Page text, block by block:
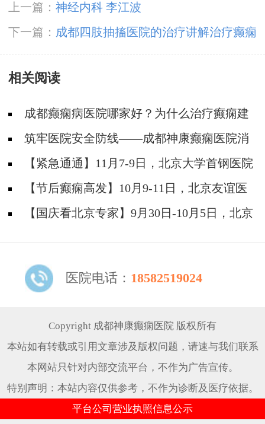
上一篇： 神经内科 李江波
下一篇： 成都四肢抽搐医院的治疗讲解治疗癫痫
病大概要多少钱?
相关阅读
成都癫痫病医院哪家好？为什么治疗癫痫建
议选择专科医院?
筑牢医院安全防线——成都神康癫痫医院消
防安全培训纪实
【紧急通通】11月7-9日，北京大学首钢医院
神经内科胡颖教授亲临成都会诊，破解癫痫疑难
【节后癫痫高发】10月9-11日，北京友谊医
院陈葵博士免费会诊+治疗援助，破解癫痫难
【国庆看北京专家】9月30日-10月5日，北京
助，速约！
医院电话： 18582519024
Copyright 成都神康癫痫医院 版权所有
本站如有转载或引用文章涉及版权问题，请速与我们联系
本网站只针对内部交流平台，不作为广告宣传。
特别声明：本站内容仅供参考，不作为诊断及医疗依据。
平台公司营业执照信息公示